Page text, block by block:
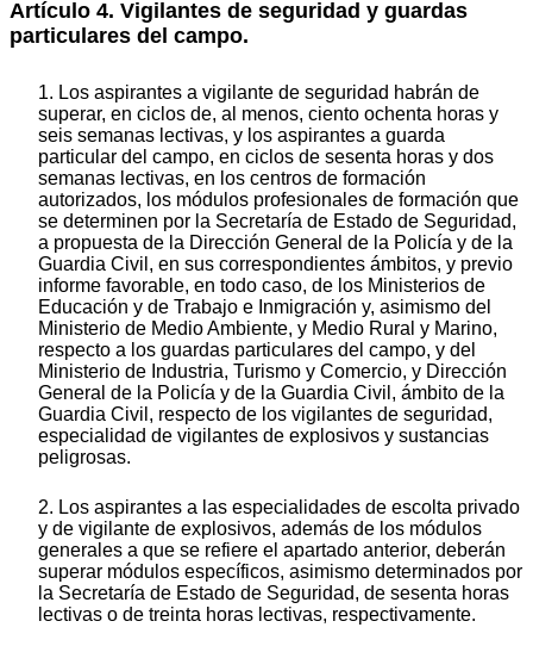
Artículo 4. Vigilantes de seguridad y guardas
particulares del campo.
1. Los aspirantes a vigilante de seguridad habrán de
superar, en ciclos de, al menos, ciento ochenta horas y
seis semanas lectivas, y los aspirantes a guarda
particular del campo, en ciclos de sesenta horas y dos
semanas lectivas, en los centros de formación
autorizados, los módulos profesionales de formación que
se determinen por la Secretaría de Estado de Seguridad,
a propuesta de la Dirección General de la Policía y de la
Guardia Civil, en sus correspondientes ámbitos, y previo
informe favorable, en todo caso, de los Ministerios de
Educación y de Trabajo e Inmigración y, asimismo del
Ministerio de Medio Ambiente, y Medio Rural y Marino,
respecto a los guardas particulares del campo, y del
Ministerio de Industria, Turismo y Comercio, y Dirección
General de la Policía y de la Guardia Civil, ámbito de la
Guardia Civil, respecto de los vigilantes de seguridad,
especialidad de vigilantes de explosivos y sustancias
peligrosas.
2. Los aspirantes a las especialidades de escolta privado
y de vigilante de explosivos, además de los módulos
generales a que se refiere el apartado anterior, deberán
superar módulos específicos, asimismo determinados por
la Secretaría de Estado de Seguridad, de sesenta horas
lectivas o de treinta horas lectivas, respectivamente.